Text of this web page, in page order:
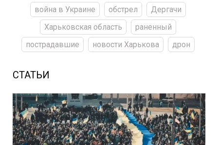
война в Украине обстрел
Дергачи
Харьковская область
раненный
пострадавшие
новости Харькова дрон
СТАТЬИ